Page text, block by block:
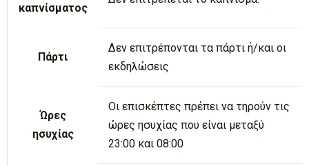
καπνίσματος
Πάρτι
Δεν επιτρέπονται τα πάρτι ή/και οι
εκδηλώσεις
Ώρες
ησυχίας
Οι επισκέπτες πρέπει να τηρούν τις
ώρες ησυχίας που είναι μεταξύ
23:00 και 08:00